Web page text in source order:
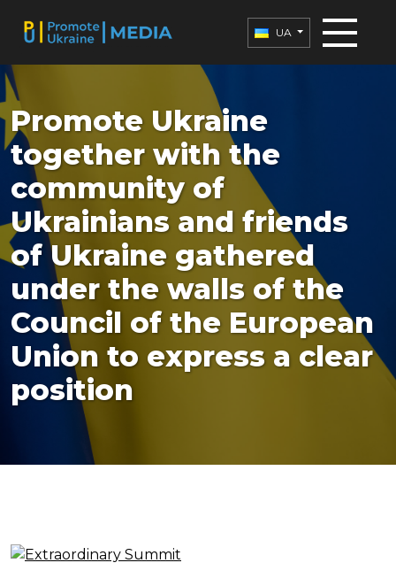
UA
Promote Ukraine
together with the
community of
Ukrainians and friends
of Ukraine gathered
under the walls of the
Council of the European
Union to express a clear
position